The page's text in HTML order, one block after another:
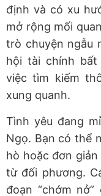
định và có xu
mở rộng mối
trò chuyện ngẫu
hội tài chính
việc tìm kiếm
xung quanh.
Tình yêu đang
Ngọ. Bạn có thể
hò hoặc đơn
từ đối phương.
đoạn “chớm